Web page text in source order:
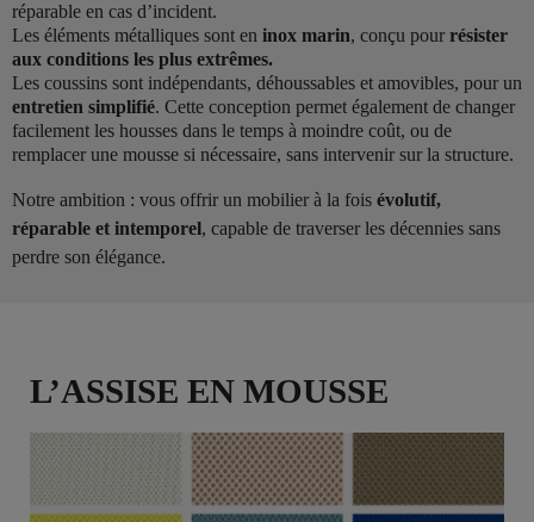
réparable en cas d’incident.
Les éléments métalliques sont en inox marin, conçu pour résister
aux conditions les plus extrêmes.
Les coussins sont indépendants, déhoussables et amovibles, pour un
entretien simplifié. Cette conception permet également de changer
facilement les housses dans le temps à moindre coût, ou de
remplacer une mousse si nécessaire, sans intervenir sur la structure.
Notre ambition : vous offrir un mobilier à la fois évolutif,
réparable et intemporel, capable de traverser les décennies sans
perdre son élégance.
L’ASSISE EN MOUSSE